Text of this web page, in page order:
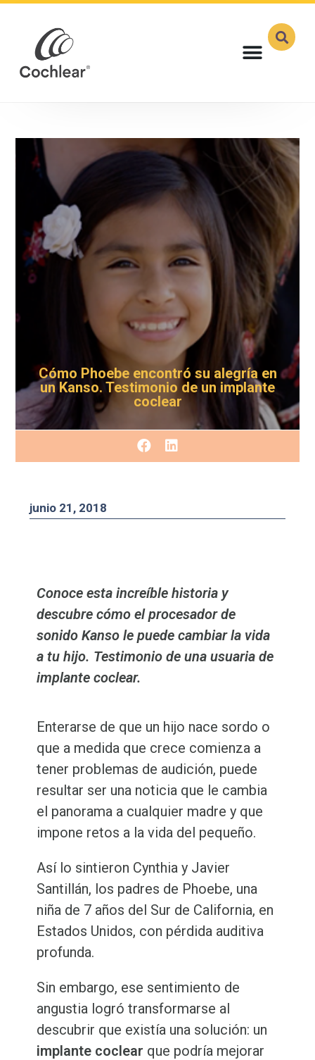
Cómo Phoebe encontró su alegría en
un Kanso. Testimonio de un implante
coclear
junio 21, 2018
Conoce esta increíble historia y
descubre cómo el procesador de
sonido Kanso le puede cambiar la vida
a tu hijo. Testimonio de una usuaria de
implante coclear.
Enterarse de que un hijo nace sordo o
que a medida que crece comienza a
tener problemas de audición, puede
resultar ser una noticia que le cambia
el panorama a cualquier madre y que
impone retos a la vida del pequeño.
Así lo sintieron Cynthia y Javier
Santillán, los padres de Phoebe, una
niña de 7 años del Sur de California, en
Estados Unidos, con pérdida auditiva
profunda.
Sin embargo, ese sentimiento de
angustia logró transformarse al
descubrir que existía una solución: un
implante coclear que podría mejorar